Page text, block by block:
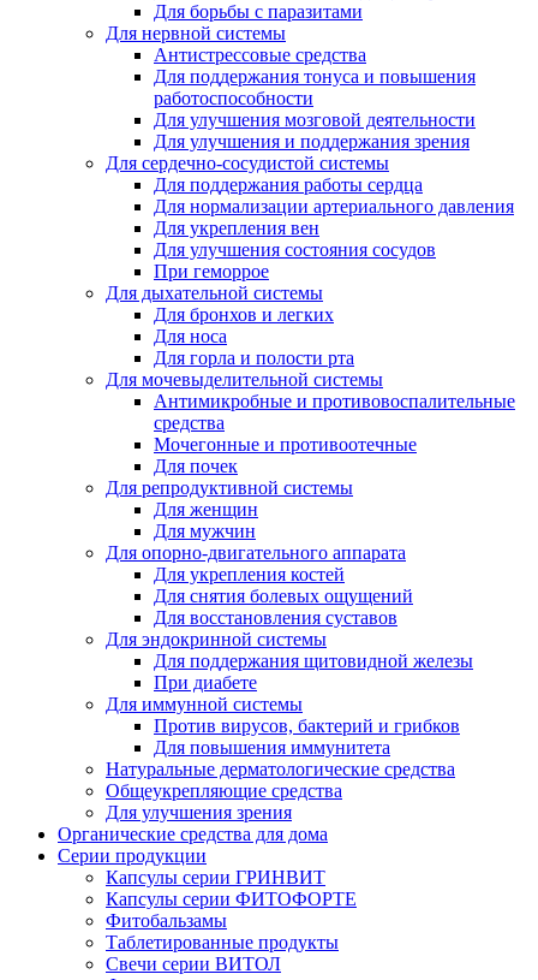
Для борьбы с паразитами
Для нервной системы
Антистрессовые средства
Для поддержания тонуса и повышения
работоспособности
Для улучшения мозговой деятельности
Для улучшения и поддержания зрения
Для сердечно-сосудистой системы
Для поддержания работы сердца
Для нормализации артериального давления
Для укрепления вен
Для улучшения состояния сосудов
При геморрое
Для дыхательной системы
Для бронхов и легких
Для носа
Для горла и полости рта
Для мочевыделительной системы
Антимикробные и противовоспалительные
средства
Мочегонные и противоотечные
Для почек
Для репродуктивной системы
Для женщин
Для мужчин
Для опорно-двигательного аппарата
Для укрепления костей
Для снятия болевых ощущений
Для восстановления суставов
Для эндокринной системы
Для поддержания щитовидной железы
При диабете
Для иммунной системы
Против вирусов, бактерий и грибков
Для повышения иммунитета
Натуральные дерматологические средства
Общеукрепляющие средства
Для улучшения зрения
Органические средства для дома
Серии продукции
Капсулы серии ГРИНВИТ
Капсулы серии ФИТОФОРТЕ
Фитобальзамы
Таблетированные продукты
Свечи серии ВИТОЛ